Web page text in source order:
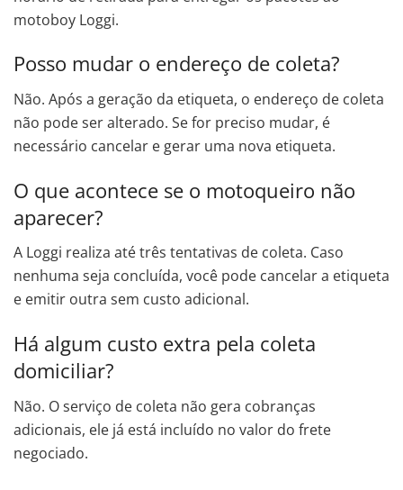
motoboy Loggi.
Posso mudar o endereço de coleta?
Não. Após a geração da etiqueta, o endereço de coleta
não pode ser alterado. Se for preciso mudar, é
necessário cancelar e gerar uma nova etiqueta.
O que acontece se o motoqueiro não
aparecer?
A Loggi realiza até três tentativas de coleta. Caso
nenhuma seja concluída, você pode cancelar a etiqueta
e emitir outra sem custo adicional.
Há algum custo extra pela coleta
domiciliar?
Não. O serviço de coleta não gera cobranças
adicionais, ele já está incluído no valor do frete
negociado.